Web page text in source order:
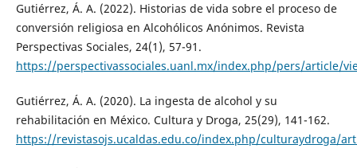
Gutiérrez, Á. A. (2022). Historias de vida sobre el proceso de
conversión religiosa en Alcohólicos Anónimos. Revista
Perspectivas Sociales, 24(1), 57-91.
https://perspectivassociales.uanl.mx/index.php/pers/article/
Gutiérrez, Á. A. (2020). La ingesta de alcohol y su
rehabilitación en México. Cultura y Droga, 25(29), 141-162.
https://revistasojs.ucaldas.edu.co/index.php/culturaydroga/